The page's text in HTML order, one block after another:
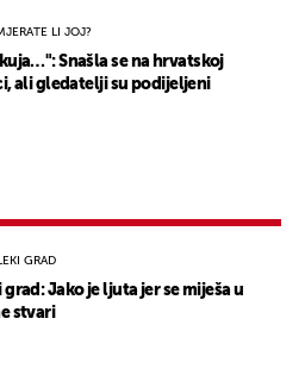
LI JOJ?
Snašla se na hrvatskoj
ali gledatelji su podijeljeni
GRAD
grad: Jako je ljuta jer se miješa u
stvari